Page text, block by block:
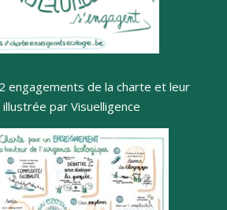
engagements de la charte et leur
par Visuelligence